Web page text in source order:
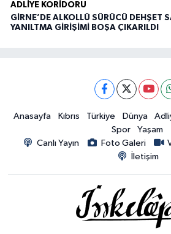
ADLIYE KORIDORU
GİRNE’DE ALKOLLÜ SÜRÜCÜ DEHŞET
YANILTMA GİRİŞİMİ BOŞA ÇIKARILDI
Anasayfa Kıbrıs Türkiye Dünya
Spor
Yaşam
Canlı Yayın
Foto Galeri
İletişim